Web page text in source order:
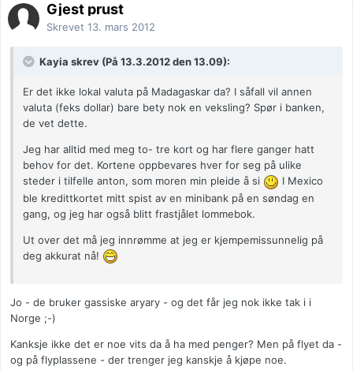
Gjest prust
Skrevet 13. mars 2012
Kayia skrev (På 13.3.2012 den 13.09):
Er det ikke lokal valuta på Madagaskar da? I såfall vil annen
valuta (feks dollar) bare bety nok en veksling? Spør i banken,
de vet dette.
Jeg har alltid med meg to- tre kort og har flere ganger hatt
behov for det. Kortene oppbevares hver for seg på ulike
steder i tilfelle anton, som moren min pleide å si
I Mexico
ble kredittkortet mitt spist av en minibank på en søndag en
gang, og jeg har også blitt frastjålet lommebok.
Ut over det må jeg innrømme at jeg er kjempemissunnelig på
deg akkurat nå!
Jo - de bruker gassiske aryary - og det får jeg nok ikke tak i i
Norge ;-)
Kanksje ikke det er noe vits da å ha med penger? Men på flyet da -
og på flyplassene - der trenger jeg kanskje å kjøpe noe.